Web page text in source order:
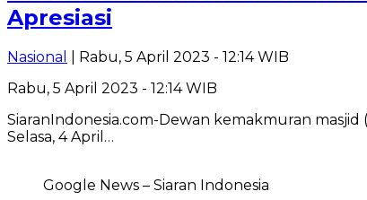
Apresiasi
Nasional
| Rabu, 5 April 2023 - 12:14 WIB
Rabu, 5 April 2023 - 12:14 WIB
SiaranIndonesia.com-Dewan kemakmuran
Selasa, 4 April…
Google News – Siaran Indonesia